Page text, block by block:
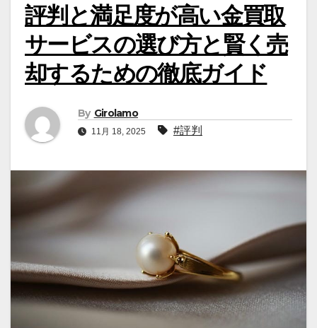
評判と満足度が高い金買取
サービスの選び方と賢く売
却するための徹底ガイド
By Girolamo
11月 18, 2025 #評判